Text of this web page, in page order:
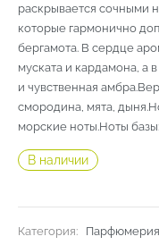
раскрывается сочными
которые гармонично
бергамота. В сердце
муската и кардамона, а
и чувственная
смородина, мята,
морские ноты.Ноты
В наличии
Категория: Парфюмерия